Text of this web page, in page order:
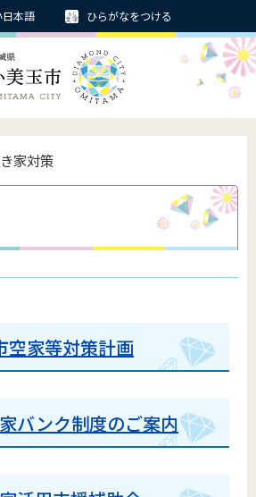
日本語 ひらがなをつける
家対策
空家等対策計画
バンク制度のご案内